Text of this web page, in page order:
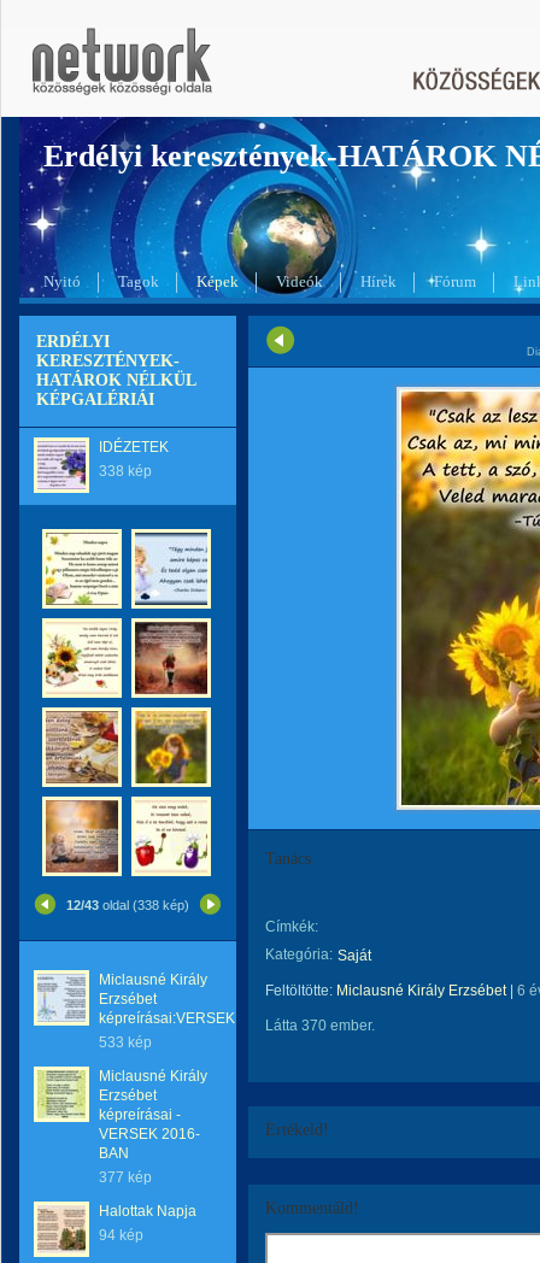
Erdélyi keresztények-HATÁROK
Nyitó Tagok Képek Videók Hírek Fórum
ERDÉLYI
KERESZTÉNYEK-
HATÁROK NÉLKÜL
KÉPGALÉRIÁI
IDÉZETEK
338 kép
12/43 oldal (338 kép)
Miclausné Király
Erzsébet
képreírásai:VERSEK
533 kép
Miclausné Király
Erzsébet
képreírásai -
VERSEK 2016-
BAN
377 kép
Halottak Napja
94 kép
Tanács
Címkék:
Kategória: Saját
Feltöltötte: Miclausné Király Erzsébet| 6
Látta 370 ember.
Értékeld!
Kommentáld!